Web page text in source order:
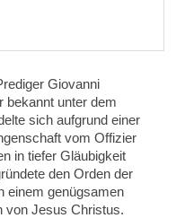
Giovanni
bekannt unter dem
sich aufgrund einer
vom Offizier
in tiefer Gläubigkeit
den Orden der
einem genügsamen
von Jesus Christus.